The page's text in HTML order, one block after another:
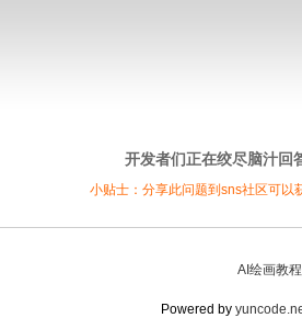
开发者们正在绞尽脑汁回
小贴士：分享此问题到sns社区可以
AI绘画教程
Powered by